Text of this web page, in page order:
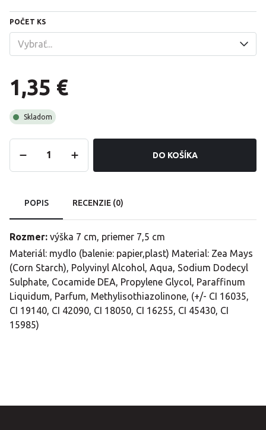
POČET KS
1,35 €
Skladom
DO KOŠÍKA
POPIS RECENZIE (0)
Rozmer: výška 7 cm, priemer 7,5 cm
Materiál: mydlo (balenie: papier,plast) Material: Zea Mays
(Corn Starch), Polyvinyl Alcohol, Aqua, Sodium Dodecyl
Sulphate, Cocamide DEA, Propylene Glycol, Paraffinum
Liquidum, Parfum, Methylisothiazolinone, (+/- CI 16035,
CI 19140, CI 42090, CI 18050, CI 16255, CI 45430, CI
15985)